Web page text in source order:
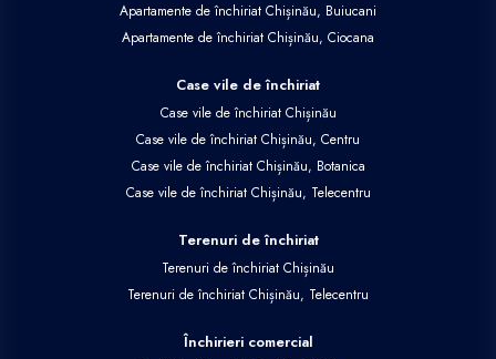
Apartamente de închiriat Chișinău, Buiucani
Apartamente de închiriat Chișinău, Ciocana
Case vile de închiriat
Case vile de închiriat Chișinău
Case vile de închiriat Chișinău, Centru
Case vile de închiriat Chișinău, Botanica
Case vile de închiriat Chișinău, Telecentru
Terenuri de închiriat
Terenuri de închiriat Chișinău
Terenuri de închiriat Chișinău, Telecentru
Închirieri comercial